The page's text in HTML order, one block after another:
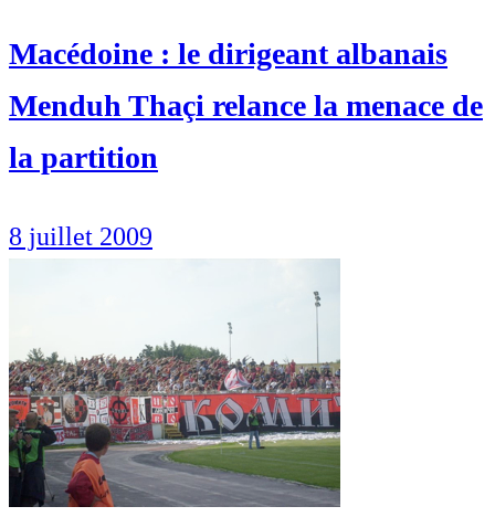
Macédoine : le dirigeant albanais
Menduh Thaçi relance la menace de
la partition
8 juillet 2009